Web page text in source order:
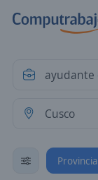
Provincia